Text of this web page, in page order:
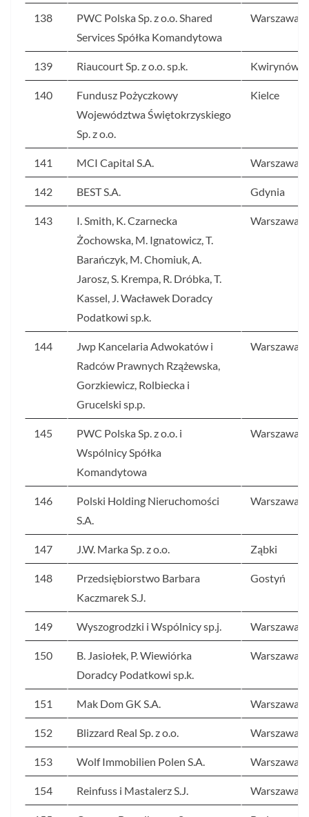
138
PWC Polska Sp. z o.o. Shared
Services Spółka Komandytowa
Warszawa
139 Riaucourt Sp. z o.o. sp.k. Kwirynów
140
Fundusz Pożyczkowy
Województwa Świętokrzyskiego
Sp. z o.o.
Kielce
141 MCI Capital S.A. Warszawa
142 BEST S.A. Gdynia
143
I. Smith, K. Czarnecka
Żochowska, M. Ignatowicz, T.
Barańczyk, M. Chomiuk, A.
Jarosz, S. Krempa, R. Dróbka, T.
Kassel, J. Wacławek Doradcy
Podatkowi sp.k.
Warszawa
144
Jwp Kancelaria Adwokatów i
Radców Prawnych Rzążewska,
Gorzkiewicz, Rolbiecka i
Grucelski sp.p.
Warszawa
145
PWC Polska Sp. z o.o. i
Wspólnicy Spółka
Komandytowa
Warszawa
146
Polski Holding Nieruchomości
S.A.
Warszawa
147 J.W. Marka Sp. z o.o. Ząbki
148
Przedsiębiorstwo Barbara
Kaczmarek S.J.
Gostyń
149 Wyszogrodzki i Wspólnicy sp.j. Warszawa
150
B. Jasiołek, P. Wiewiórka
Doradcy Podatkowi sp.k.
Warszawa
151 Mak Dom GK S.A. Warszawa
152 Blizzard Real Sp. z o.o. Warszawa
153 Wolf Immobilien Polen S.A. Warszawa
154 Reinfuss i Mastalerz S.J. Warszawa